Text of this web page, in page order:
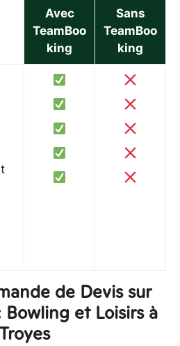
Avec
TeamBoo
king
Sans
TeamBoo
king
de Devis sur
Bowling et Loisirs à
Troyes